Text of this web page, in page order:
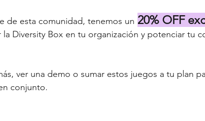
de esta comunidad, tenemos un 20% OFF
Diversity Box en tu organización y potenciar tu
ver una demo o sumar estos juegos a tu plan
conjunto.